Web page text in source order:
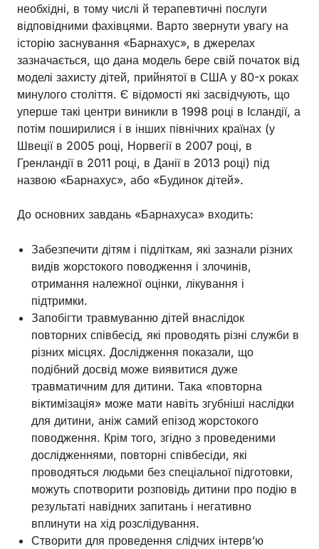
необхідні, в тому числі й терапевтичні послуги
відповідними фахівцями. Варто звернути увагу на
історію заснування «Барнахус», в джерелах
зазначається, що дана модель бере свій початок від
моделі захисту дітей, прийнятої в США у 80-х роках
минулого століття. Є відомості які засвідчують, що
уперше такі центри виникли в 1998 році в Ісландії, а
потім поширилися і в інших північних країнах (у
Швеції в 2005 році, Норвегії в 2007 році, в
Гренландії в 2011 році, в Данії в 2013 році) під
назвою «Барнахус», або «Будинок дітей».
До основних завдань «Барнахуса» входить:
Забезпечити дітям і підліткам, які зазнали різних
видів жорстокого поводження і злочинів,
отримання належної оцінки, лікування і
підтримки.
Запобігти травмуванню дітей внаслідок
повторних співбесід, які проводять різні служби в
різних місцях. Дослідження показали, що
подібний досвід може виявитися дуже
травматичним для дитини. Така «повторна
віктимізація» може мати навіть згубніші наслідки
для дитини, аніж самий епізод жорстокого
поводження. Крім того, згідно з проведеними
дослідженнями, повторні співбесіди, які
проводяться людьми без спеціальної підготовки,
можуть спотворити розповідь дитини про подію в
результаті навідних запитань і негативно
вплинути на хід розслідування.
Створити для проведення слідчих інтерв’ю